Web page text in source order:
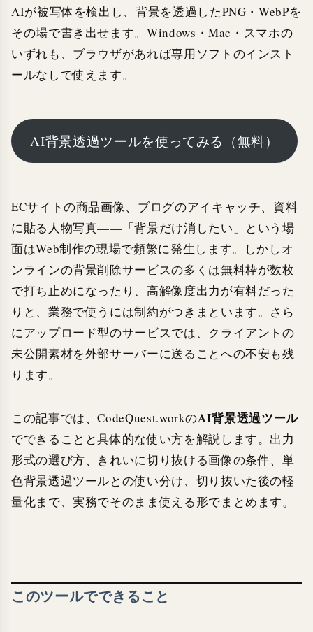
AIが被写体を検出し、背景を透過したPNG・WebPを
その場で書き出せます。Windows・Mac・スマホの
いずれも、ブラウザがあれば専用ソフトのインスト
ールなしで使えます。
AI背景透過ツールを使ってみる（無料）
ECサイトの商品画像、ブログのアイキャッチ、資料
に貼る人物写真——「背景だけ消したい」という場
面はWeb制作の現場で頻繁に発生します。しかしオ
ンラインの背景削除サービスの多くは無料枠が数枚
で打ち止めになったり、高解像度出力が有料だった
りと、業務で使うには制約がつきまといます。さら
にアップロード型のサービスでは、クライアントの
未公開素材を外部サーバーに送ることへの不安も残
ります。
この記事では、CodeQuest.workのAI背景透過ツール
でできることと具体的な使い方を解説します。出力
形式の選び方、きれいに切り抜ける画像の条件、単
色背景透過ツールとの使い分け、切り抜いた後の軽
量化まで、実務でそのまま使える形でまとめます。
このツールでできること